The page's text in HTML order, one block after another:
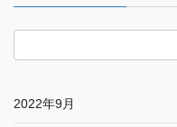
2022年9月